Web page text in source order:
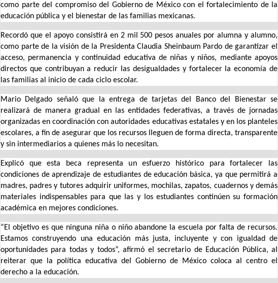
como parte del compromiso del Gobierno de México con el fortalecimiento de la
educación pública y el bienestar de las familias mexicanas.
Recordó que el apoyo consistirá en 2 mil 500 pesos anuales por alumna y alumno,
como parte de la visión de la Presidenta Claudia Sheinbaum Pardo de garantizar el
acceso, permanencia y continuidad educativa de niñas y niños, mediante apoyos
directos que contribuyan a reducir las desigualdades y fortalecer la economía de
las familias al inicio de cada ciclo escolar.
Mario Delgado señaló que la entrega de tarjetas del Banco del Bienestar se
realizará de manera gradual en las entidades federativas, a través de jornadas
organizadas en coordinación con autoridades educativas estatales y en los planteles
escolares, a fin de asegurar que los recursos lleguen de forma directa, transparente
y sin intermediarios a quienes más lo necesitan.
Explicó que esta beca representa un esfuerzo histórico para fortalecer las
condiciones de aprendizaje de estudiantes de educación básica, ya que permitirá a
madres, padres y tutores adquirir uniformes, mochilas, zapatos, cuadernos y demás
materiales indispensables para que las y los estudiantes continúen su formación
académica en mejores condiciones.
“El objetivo es que ninguna niña o niño abandone la escuela por falta de recursos.
Estamos construyendo una educación más justa, incluyente y con igualdad de
oportunidades para todas y todos”, afirmó el secretario de Educación Pública, al
reiterar que la política educativa del Gobierno de México coloca al centro el
derecho a la educación.